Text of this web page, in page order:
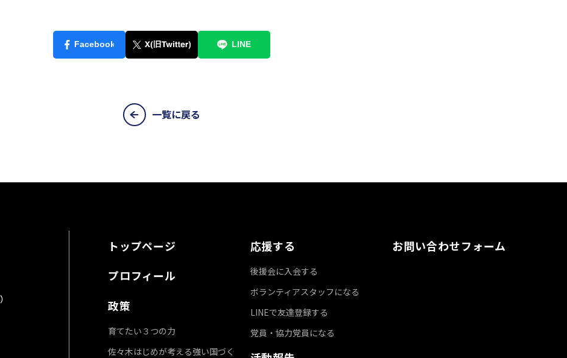
一覧に戻る
トップページ
プロフィール
政策
育てたい３つの力
佐々木はじめが考える強い国づく
応援する
後援会に入会する
ボランティアスタッフになる
LINEで友達登録する
党員・協力党員になる
お問い合わせフォーム